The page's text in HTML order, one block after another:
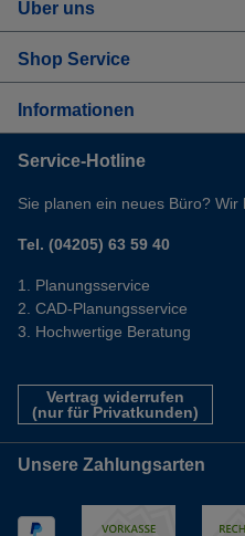
Über uns
Shop Service
Informationen
Service-Hotline
Sie planen ein neues Büro?
Tel. (04205) 63 59 40
Planungsservice
CAD-Planungsservice
Hochwertige Beratung
Vertrag widerrufen
(nur für Privatkunden)
Unsere Zahlungsarten